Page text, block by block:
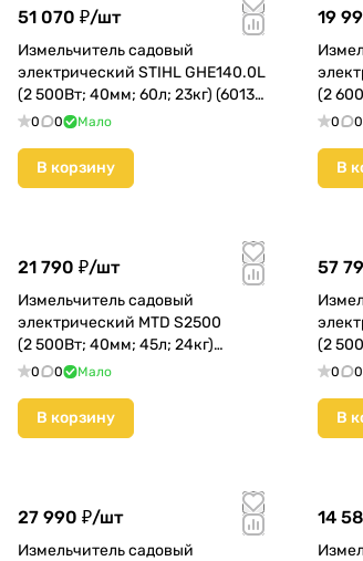
51 070 ₽/шт
Измельчитель садовый
электрический STIHL GHE140.0L
(2 500Вт; 40мм; 60л; 23кг) (6013-
011-1136)
0 0 Мало
В корзину
19
(2
0 0
В
21 790 ₽/шт
Измельчитель садовый
электрический MTD S2500
(2 500Вт; 40мм; 45л; 24кг)
(24AC7B2B600)
0 0 Мало
В корзину
57
(2
1130)
0 0
В
27 990 ₽/шт
Измельчитель садовый
14